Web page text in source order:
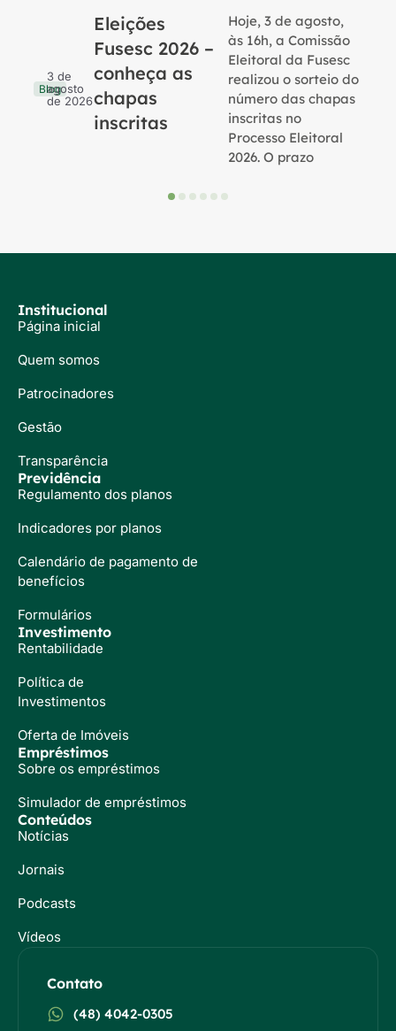
Blog
3 de
agosto
de 2026
Eleições
Fusesc 2026 –
conheça as
chapas
inscritas
Hoje, 3 de agosto,
às 16h, a Comissão
Eleitoral da Fusesc
realizou o sorteio do
número das chapas
inscritas no
Processo Eleitoral
2026. O prazo
Institucional
Página inicial
Quem somos
Patrocinadores
Gestão
Transparência
Previdência
Regulamento dos planos
Indicadores por planos
Calendário de pagamento de
benefícios
Formulários
Investimento
Rentabilidade
Política de
Investimentos
Oferta de Imóveis
Empréstimos
Sobre os empréstimos
Simulador de empréstimos
Conteúdos
Notícias
Jornais
Podcasts
Vídeos
Contato
(48) 4042-0305